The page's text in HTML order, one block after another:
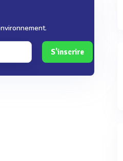
S'inscrire